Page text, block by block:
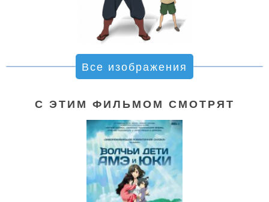
Все изображения
С ЭТИМ ФИЛЬМОМ СМОТРЯТ